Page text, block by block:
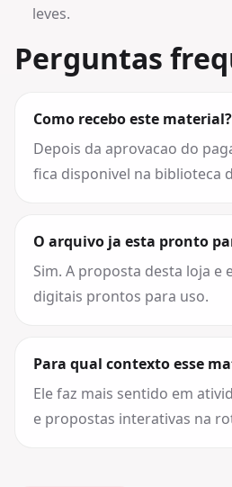
leves.
Perguntas
Como recebo este material?
Depois da aprovacao do
fica disponivel na biblioteca
O arquivo ja esta pronto
Sim. A proposta desta loja e
digitais prontos para uso.
Para qual contexto esse
Ele faz mais sentido em
e propostas interativas na